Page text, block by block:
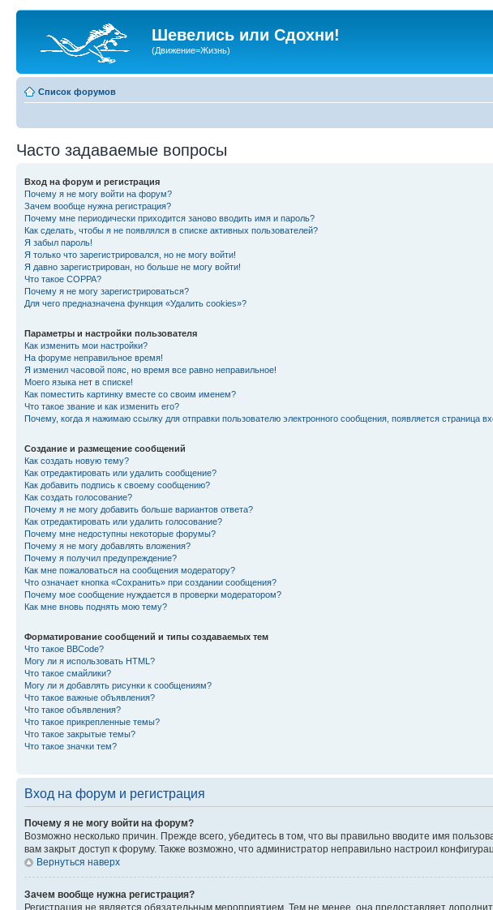
Шевелись или Сдохни!
(Движение=Жизнь)
Список форумов
Часто задаваемые вопросы
Вход на форум и регистрация
Почему я не могу войти на форум?
Зачем вообще нужна регистрация?
Почему мне периодически приходится заново вводить имя и пароль?
Как сделать, чтобы я не появлялся в списке активных пользователей?
Я забыл пароль!
Я только что зарегистрировался, но не могу войти!
Я давно зарегистрирован, но больше не могу войти!
Что такое COPPA?
Почему я не могу зарегистрироваться?
Для чего предназначена функция «Удалить cookies»?
Параметры и настройки пользователя
Как изменить мои настройки?
На форуме неправильное время!
Я изменил часовой пояс, но время все равно неправильное!
Моего языка нет в списке!
Как поместить картинку вместе со своим именем?
Что такое звание и как изменить его?
Почему, когда я нажимаю ссылку для отправки пользователю электронного сообщения, появляется страница
Создание и размещение сообщений
Как создать новую тему?
Как отредактировать или удалить сообщение?
Как добавить подпись к своему сообщению?
Как создать голосование?
Почему я не могу добавить больше вариантов ответа?
Как отредактировать или удалить голосование?
Почему мне недоступны некоторые форумы?
Почему я не могу добавлять вложения?
Почему я получил предупреждение?
Как мне пожаловаться на сообщения модератору?
Что означает кнопка «Сохранить» при создании сообщения?
Почему мое сообщение нуждается в проверки модератором?
Как мне вновь поднять мою тему?
Форматирование сообщений и типы создаваемых тем
Что такое BBCode?
Могу ли я использовать HTML?
Что такое смайлики?
Могу ли я добавлять рисунки к сообщениям?
Что такое важные объявления?
Что такое объявления?
Что такое прикрепленные темы?
Что такое закрытые темы?
Что такое значки тем?
Вход на форум и регистрация
Почему я не могу войти на форум?
Возможно несколько причин. Прежде всего, убедитесь в том, что вы правильно вводите имя
вам закрыт доступ к форуму. Также возможно, что администратор неправильно настроил
Вернуться наверх
Зачем вообще нужна регистрация?
Регистрация не является обязательным мероприятием. Тем не менее, она предоставляет